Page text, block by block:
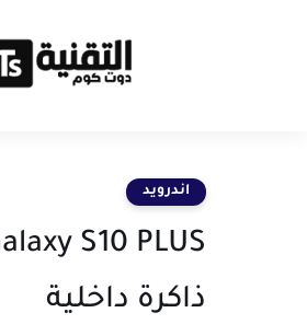
اندرويد
ذاكرة داخلية